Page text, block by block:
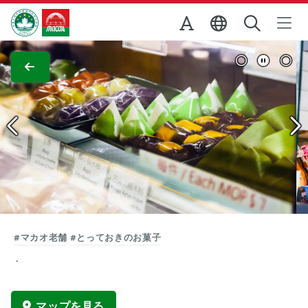
Skip to Main Content
マカオ政府観光局
全画面表示
#マカオ老舗 #とっておきのお菓子